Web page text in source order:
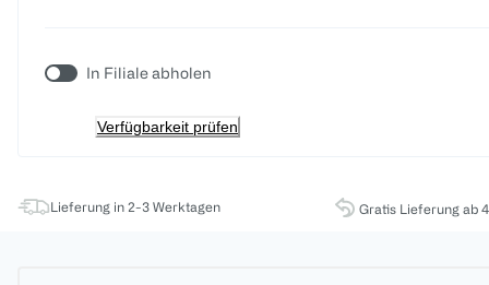
In Filiale abholen
Verfügbarkeit prüfen
Lieferung in 2-3 Werktagen Gratis Lieferung ab